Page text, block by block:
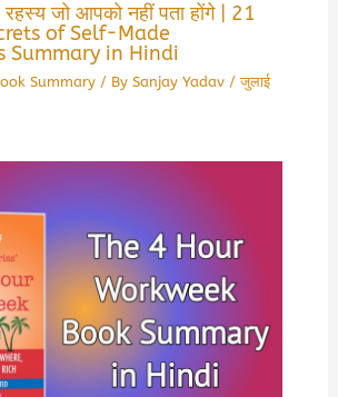
जो आपको नहीं पता होंगे | 21
of Self-Made
Summary in Hindi
Summary/ By Sanjay Yadav /जुलाई